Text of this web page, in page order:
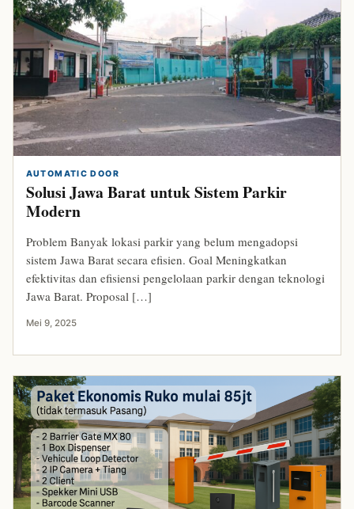
AUTOMATIC DOOR
Solusi Jawa Barat untuk Sistem Parkir
Modern
Problem Banyak lokasi parkir yang belum mengadopsi
sistem Jawa Barat secara efisien. Goal Meningkatkan
efektivitas dan efisiensi pengelolaan parkir dengan teknologi
Jawa Barat. Proposal […]
Mei 9, 2025